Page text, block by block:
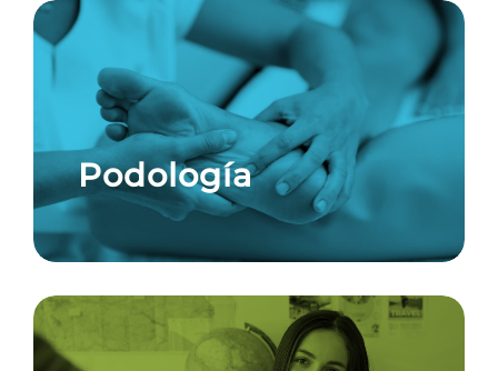
Podología